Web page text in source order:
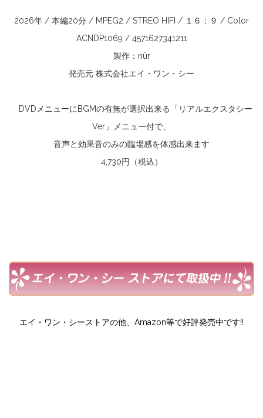
2026年 / 本編20分 / MPEG2 / STREO HIFI / １６：９ / Color
ACNDP1069 / 4571627341211
製作：nür
発売元 株式会社エイ・ワン・シー
DVDメニューにBGMの有無が選択出来る「リアルエクスタシー
Ver」メニュー付で、
音声と効果音のみの臨場感を体感出来ます
4,730円（税込）
エイ・ワン・シーストアの他、Amazon等で好評発売中です!!